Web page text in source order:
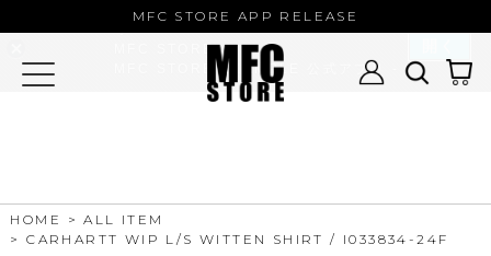
MFC STORE APP RELEASE
HOME
ALL ITEM
CARHARTT WIP L/S WITTEN SHIRT / I033834-24F
MFC STORE
MFC STORE/EXAMPLE 公式アプリ -
Google Play